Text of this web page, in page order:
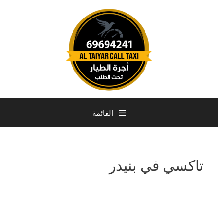
القائمة
تاكسي في بنيدر